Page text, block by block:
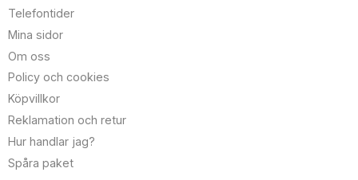
Telefontider
Mina sidor
Om oss
Policy och cookies
Köpvillkor
Reklamation och retur
Hur handlar jag?
Spåra paket